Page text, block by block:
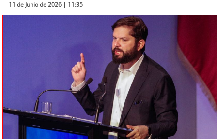
Economía
Sostenibilidad
soychile
soyarica
11 de Junio de 2026 | 11:35